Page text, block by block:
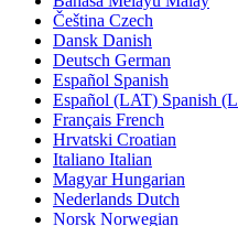
Čeština Czech
Dansk Danish
Deutsch German
Español Spanish
Español (LAT) Spanish
Français French
Hrvatski Croatian
Italiano Italian
Magyar Hungarian
Nederlands Dutch
Norsk Norwegian